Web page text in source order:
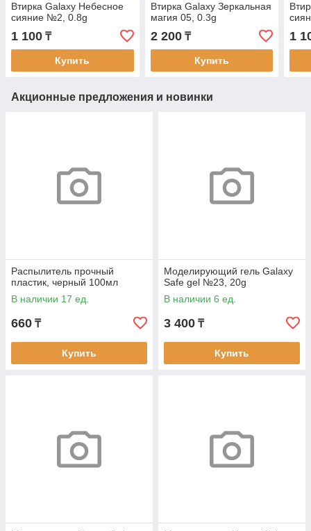
Втирка Galaxy Небесное
сияние №2, 0.8g
1 100 ₸
Купить
Втирка Galaxy Зеркальная
магия 05, 0.3g
2 200₸
Купить
1
Акционные предложения и новинки
Распылитель прочный
пластик, черный 100мл
В наличии 17 ед.
660 ₸
Купить
Моделирующий гель Galaxy
Safe gel №23, 20g
В наличии 6 ед.
3 400 ₸
Купить